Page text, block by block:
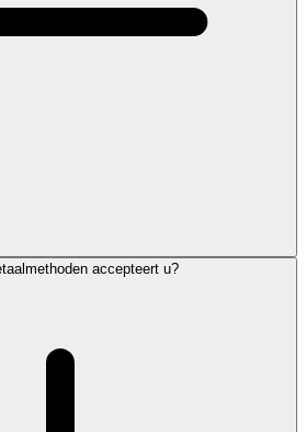
accepteert u?